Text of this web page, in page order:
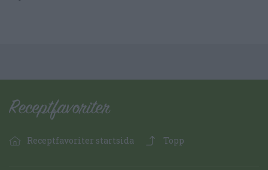
Receptfavoriter startsida Topp